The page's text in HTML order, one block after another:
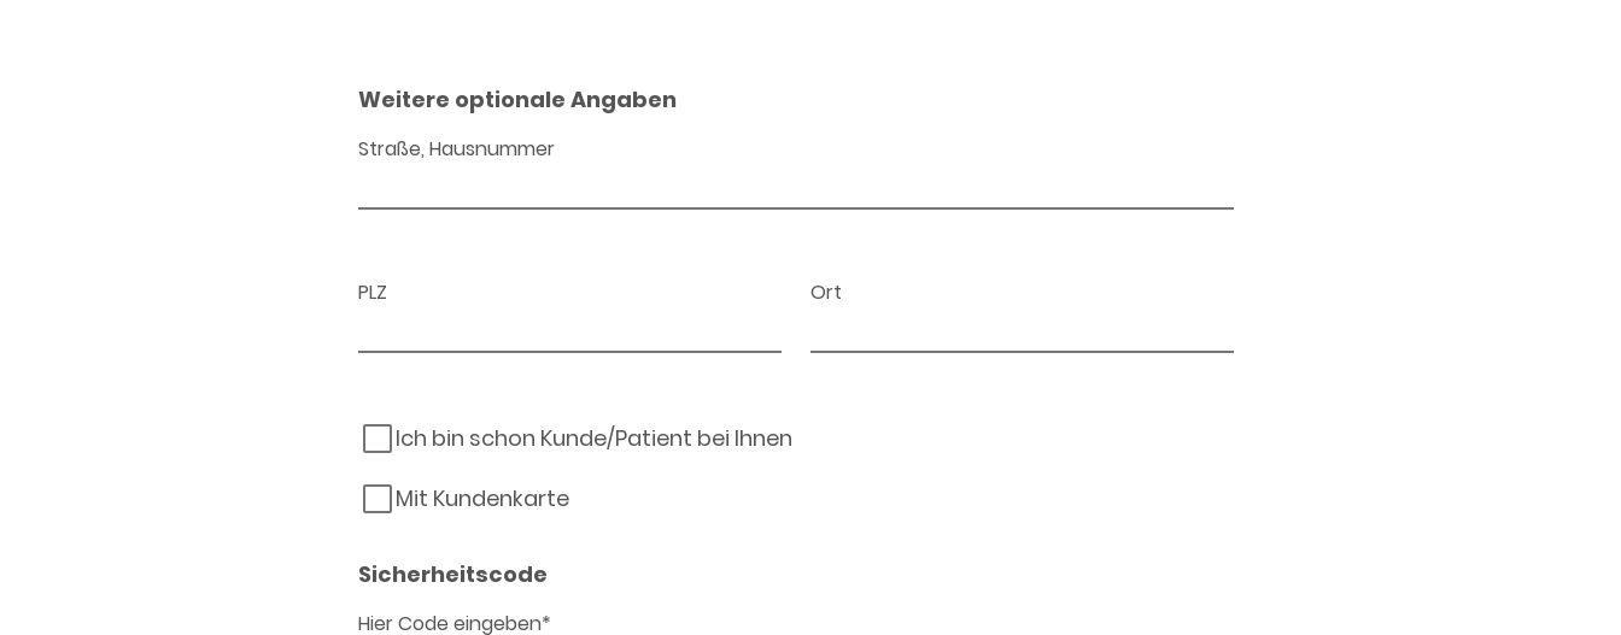
Weitere optionale Angaben
Straße, Hausnummer
PLZ Ort
Ich bin schon Kunde/Patient bei Ihnen
Mit Kundenkarte
Sicherheitscode
Hier Code eingeben*